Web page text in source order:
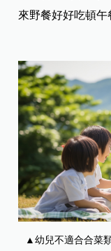
來野餐好好吃頓午
▲幼兒不適合合菜